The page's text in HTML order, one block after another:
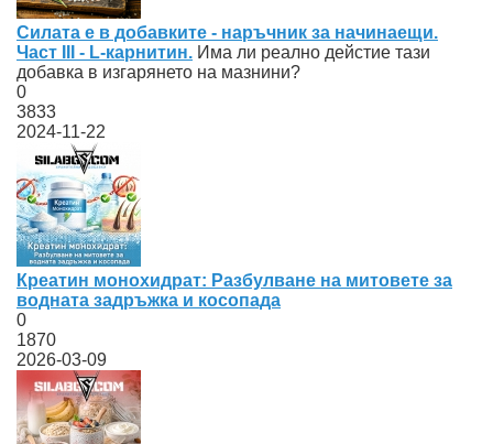
Силата е в добавките - наръчник за начинаещи.
Част III - L-карнитин. Има ли реално дейстие тази
добавка в изгарянето на мазнини?
0
3833
2024-11-22
Креатин монохидрат: Разбулване на митовете за
водната задръжка и косопада
0
1870
2026-03-09